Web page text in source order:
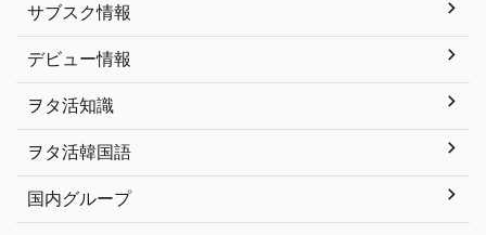
サブスク情報
デビュー情報
ヲタ活知識
ヲタ活韓国語
国内グループ